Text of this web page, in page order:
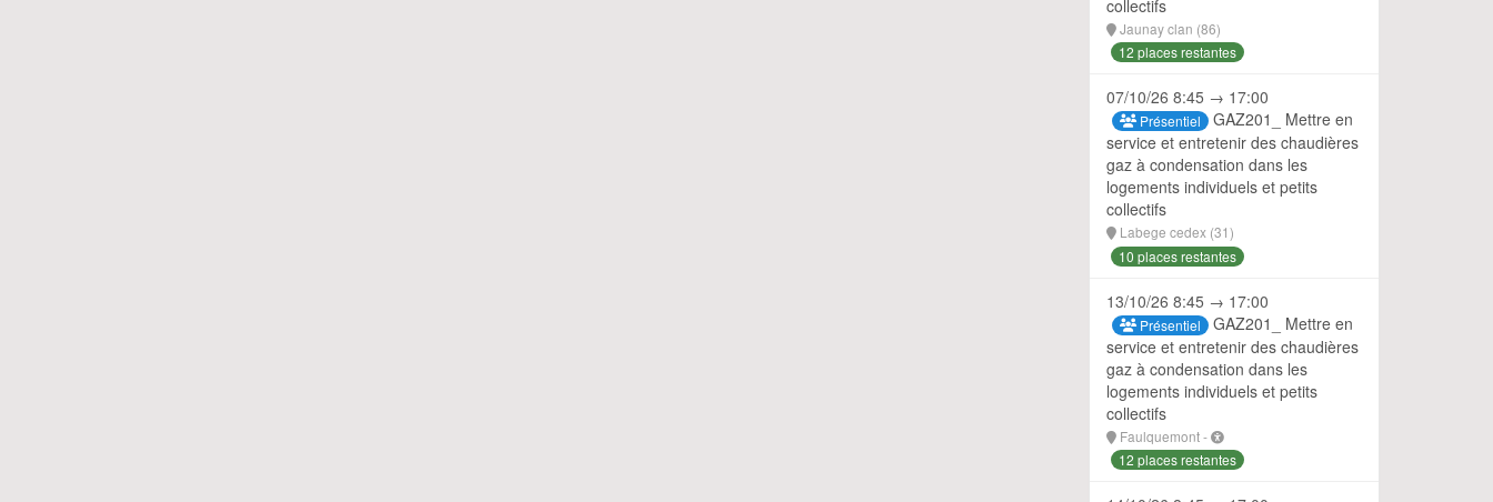
collectifs
Jaunay clan (86)
12 places restantes
07/10/26 8:45 → 17:00
Présentiel
GAZ201_ Mettre en
service et entretenir des chaudières
gaz à condensation dans les
logements individuels et petits
collectifs
Labege cedex (31)
10 places restantes
13/10/26 8:45 → 17:00
Présentiel
GAZ201_ Mettre en
service et entretenir des chaudières
gaz à condensation dans les
logements individuels et petits
collectifs
Faulquemont -
12 places restantes